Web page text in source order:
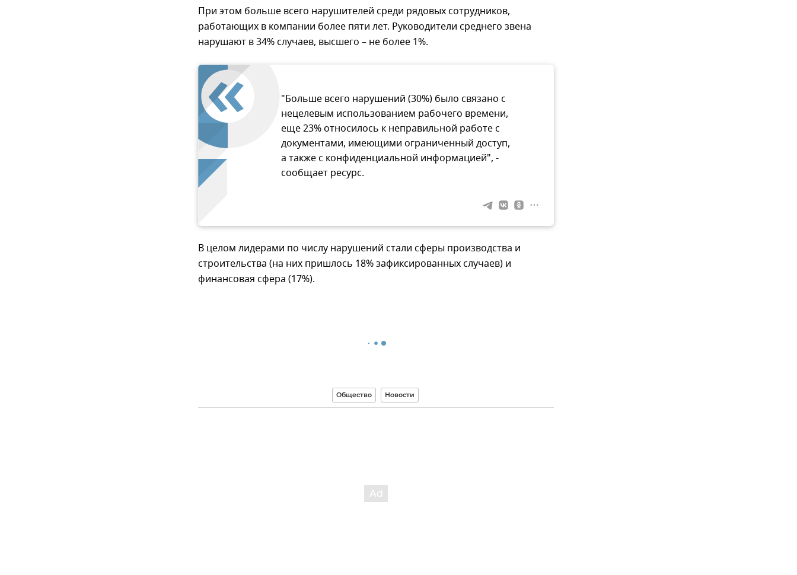
При этом больше всего нарушителей среди рядовых сотрудников,
работающих в компании более пяти лет. Руководители среднего звена
нарушают в 34% случаев, высшего – не более 1%.
"Больше всего нарушений (30%) было связано с
нецелевым использованием рабочего времени,
еще 23% относилось к неправильной работе с
документами, имеющими ограниченный доступ,
а также с конфиденциальной информацией", -
сообщает ресурс.
В целом лидерами по числу нарушений стали сферы производства и
строительства (на них пришлось 18% зафиксированных случаев) и
финансовая сфера (17%).
Общество Новости